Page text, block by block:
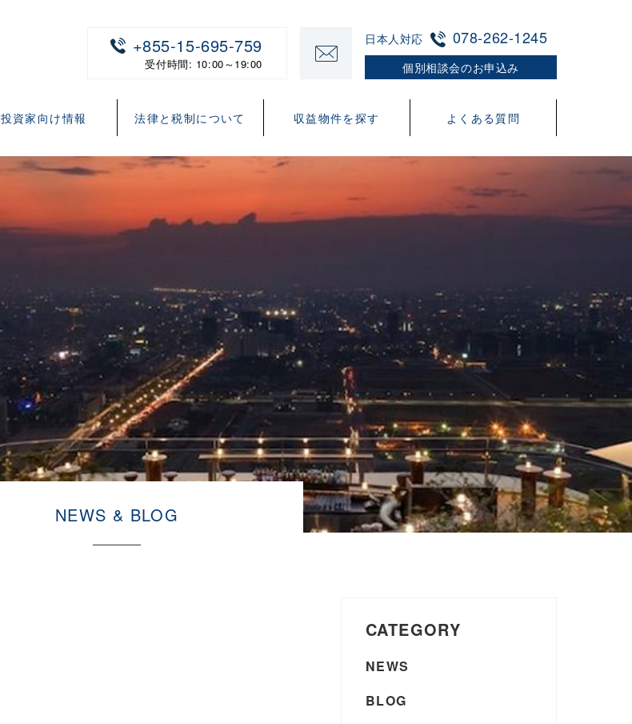
日本人対応 078-262-1245
個別相談会のお申込み
+855-15-695-759
受付時間: 10:00～19:00
投資家向け情報 法律と税制について 収益物件を探す よくある質問
NEWS & BLOG
CATEGORY
NEWS
BLOG